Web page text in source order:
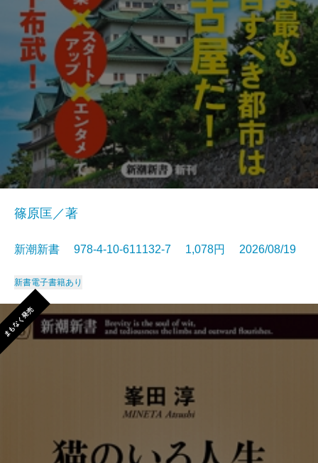
篠原匡／著
新潮新書 978-4-10-611132-7 1,078円 2026/08/19
新書電子書籍あり
まもなく発売